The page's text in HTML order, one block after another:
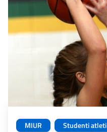
MIUR Studenti atleti